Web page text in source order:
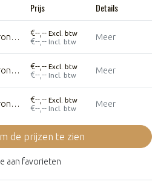
Prijs Details
Skyline Groningen - 60 cm - Zwart €--,-- Excl. btw
€--,-- Incl. btw Meer
Skyline Groningen - 80 cm - Zwart €--,-- Excl. btw
€--,-- Incl. btw Meer
Skyline Groningen - 120 cm - Zwart €--,-- Excl. btw
€--,-- Incl. btw Meer
de prijzen te zien
aan favorieten